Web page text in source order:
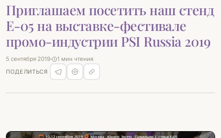
Приглашаем посетить наш стенд
E-05 на выставке-фестивале
промо-индустрии PSI Russia 2019
5 сентября 2019
1 мин чтения
ПОДЕЛИТЬСЯ